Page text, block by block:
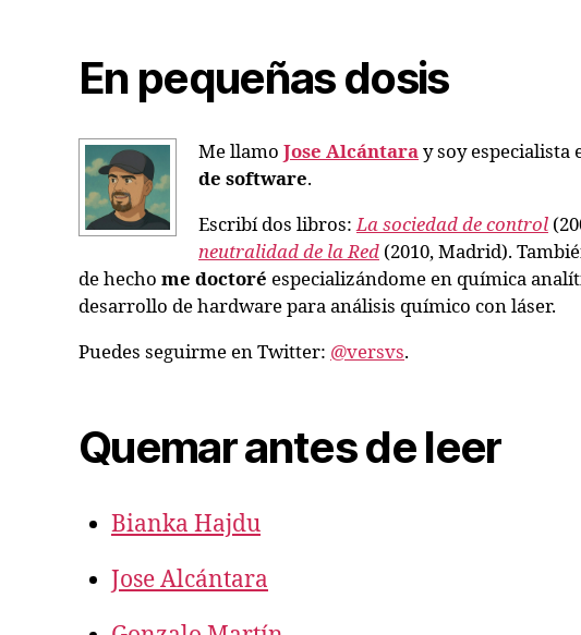
En pequeñas dosis
Me llamo Jose Alcántaray soy especialista
de software.
Escribí dos libros:La sociedad de control
neutralidad de la Red (2010, Madrid).
de hecho me doctoré especializándome en química
desarrollo de hardware para análisis químico con láser.
Puedes seguirme en Twitter: @versvs.
Quemar antes de leer
Bianka Hajdu
Jose Alcántara